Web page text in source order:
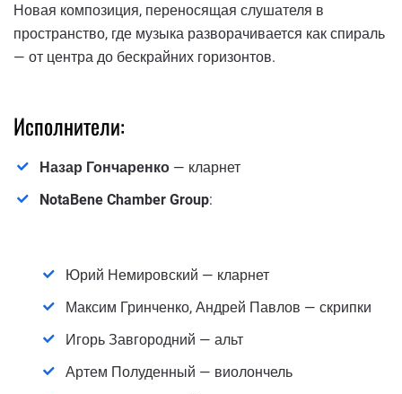
Новая композиция, переносящая слушателя в
пространство, где музыка разворачивается как спираль
— от центра до бескрайних горизонтов.
Исполнители:
Назар Гончаренко — кларнет
NotaBene Chamber Group:
Юрий Немировский — кларнет
Максим Гринченко, Андрей Павлов — скрипки
Игорь Завгородний — альт
Артем Полуденный — виолончель